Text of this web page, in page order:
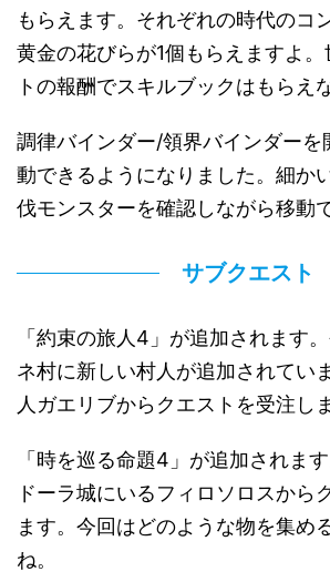
もらえます。それぞれの時代のコ
黄金の花びらが1個もらえますよ。
トの報酬でスキルブックはもらえ
調律バインダー/領界バインダーを
動できるようになりました。細か
伐モンスターを確認しながら移動
サブクエスト
「約束の旅人4」が追加されます
ネ村に新しい村人が追加されてい
人ガエリブからクエストを受注し
「時を巡る命題4」が追加されま
ドーラ城にいるフィロソロスから
ます。今回はどのような物を集め
ね。